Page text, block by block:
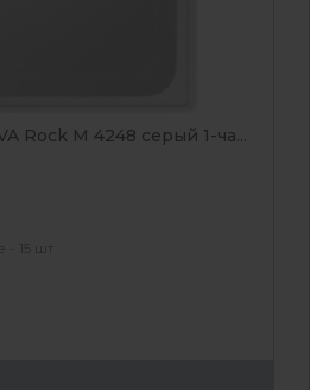
Rock М 4248 серый 1-ча...
- 15 шт